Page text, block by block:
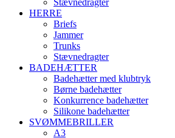
HERRE
Briefs
Jammer
Trunks
Stævnedragter
BADEHÆTTER
Badehætter med klubtryk
Børne badehætter
Konkurrence badehætter
Silikone badehætter
SVØMMEBRILLER
A3